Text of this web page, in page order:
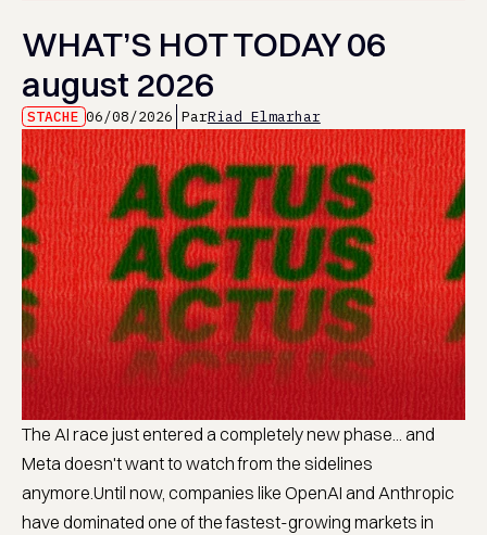
WHAT’S HOT TODAY 06
august 2026
STACHE 06/08/2026 ParRiad Elmarhar
The AI race just entered a completely new phase... and
Meta doesn't want to watch from the sidelines
anymore.Until now, companies like OpenAI and Anthropic
have dominated one of the fastest-growing markets in